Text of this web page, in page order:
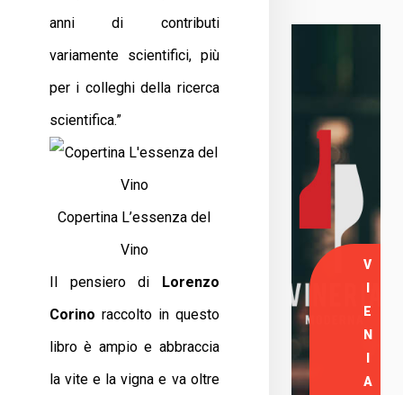
anni di contributi
variamente scientifici, più
per i colleghi della ricerca
scientifica.”
Copertina L’essenza del
Vino
Il pensiero di Lorenzo
Corino raccolto in questo
libro è ampio e abbraccia
la vite e la vigna e va oltre
V
E
N
A